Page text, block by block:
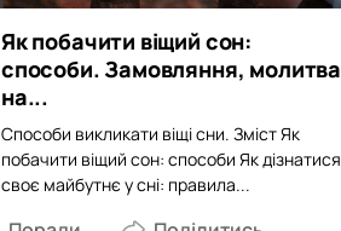
Як побачити віщий сон:
способи. Замовляння, молитва
на...
Способи викликати віщі сни. Зміст Як
побачити віщий сон: способи Як дізнатися
своє майбутнє у сні: правила...